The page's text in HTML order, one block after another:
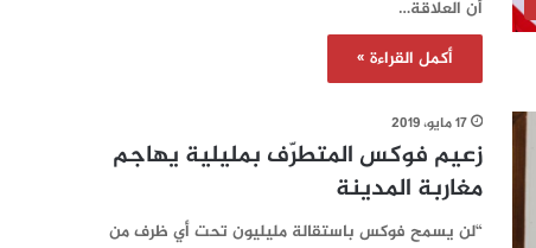
أن العلاقة…
أكمل القراءة »
17 مايو، 2019
زعيم فوكس المتطرّف بمليلية يهاجم
مغاربة المدينة
“لن يسمح فوكس باستقالة مليليون تحت أي ظرف من